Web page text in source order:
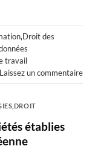
,Droit des
travail
Laissez un commentaire
DROIT
établies